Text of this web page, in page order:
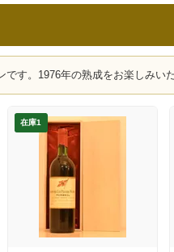
す。1976年の熟成をお楽しみい
在庫1